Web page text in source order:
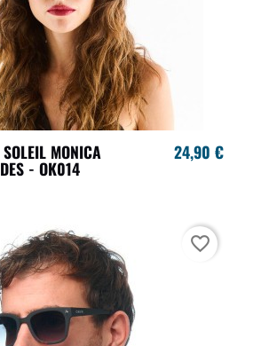
MONICA
- OK014
24,90 €
favorite_border